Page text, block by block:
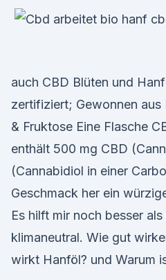
auch CBD Blüten und
zertifiziert; Gewonnen
& Fruktose Eine Flasche
enthält 500 mg CBD
(Cannabidiol in einer
Geschmack her ein
Es hilft mir noch besser
klimaneutral. Wie gut
wirkt Hanföl? und Warum